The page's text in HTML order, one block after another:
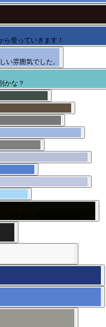
登っていきます！
い雰囲気でした。
かな？